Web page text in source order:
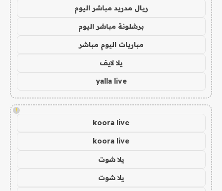
ريال مدريد مباشر اليوم
برشلونة مباشر اليوم
مباريات اليوم مباشر
يلا لايف
yalla live
!
koora live
koora live
يلا شوت
يلا شوت